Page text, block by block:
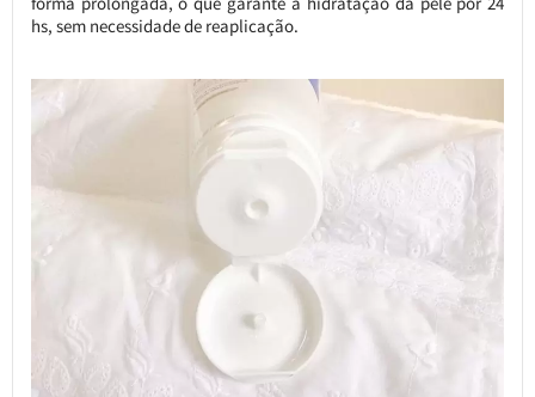
hs, sem necessidade de reaplicação.